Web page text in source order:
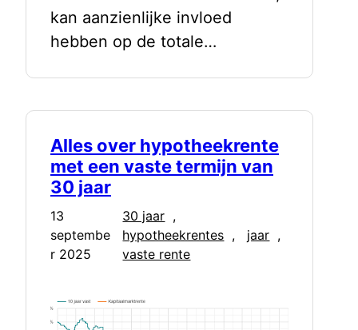
kan aanzienlijke invloed
hebben op de totale…
Alles over hypotheekrente
met een vaste termijn van
30 jaar
13
septembe
r 2025
30 jaar
hypotheekrentes , jaar
vaste rente